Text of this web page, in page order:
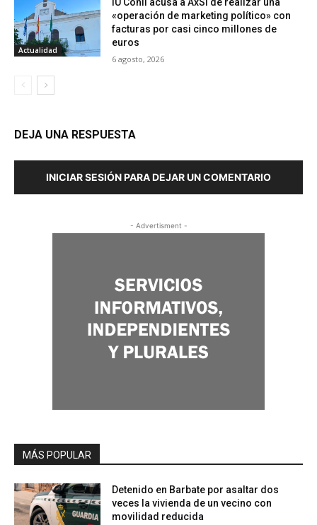
Actualidad
IU Conil acusa a AxSí de realizar una
«operación de marketing político» con
facturas por casi cinco millones de
euros
6 agosto, 2026
DEJA UNA RESPUESTA
INICIAR SESIÓN PARA DEJAR UN COMENTARIO
- Advertisment -
MÁS POPULAR
Detenido en Barbate por asaltar dos
veces la vivienda de un vecino con
movilidad reducida